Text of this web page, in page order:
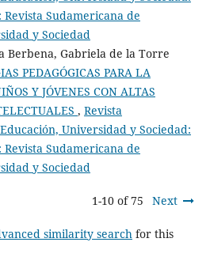
Revista Sudamericana de
y Sociedad
Berbena, Gabriela de la Torre
PEDAGÓGICAS PARA LA
Y JÓVENES CON ALTAS
, Revista
Universidad y Sociedad:
Revista Sudamericana de
y Sociedad
1-10 of 75 Next
similarity search for this